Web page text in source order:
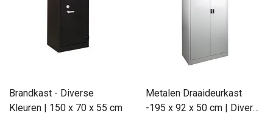
Brandkast - Diverse
Kleuren | 150 x 70 x 55 cm
Metalen Draaideurkast
-195 x 92 x 50 cm | Diverse